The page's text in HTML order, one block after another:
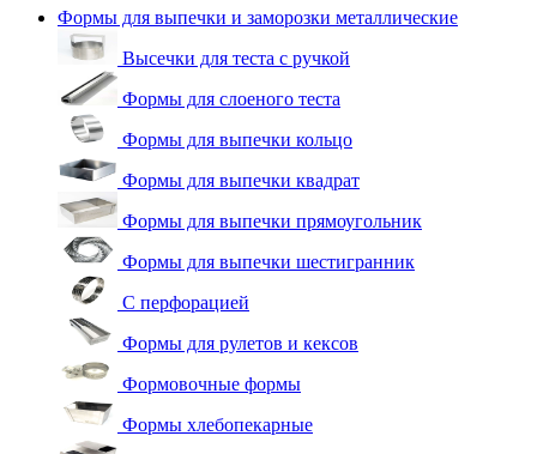
Формы для выпечки и заморозки металлические
Высечки для теста с ручкой
Формы для слоеного теста
Формы для выпечки кольцо
Формы для выпечки квадрат
Формы для выпечки прямоугольник
Формы для выпечки шестигранник
С перфорацией
Формы для рулетов и кексов
Формовочные формы
Формы хлебопекарные